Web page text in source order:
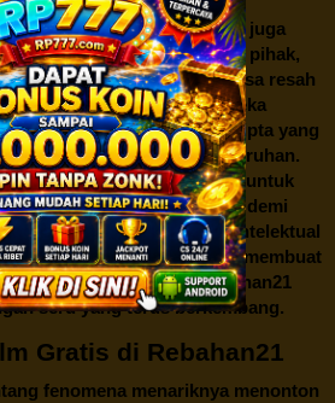
cerita manis,Rebahan21juga
di industri film. Banyak pihak,
dan pemilik hak cipta, merasa resah
situs-situs seperti ini. Mereka
bentuk pelanggaran hak cipta yang
perfilman secara keseluruhan.
turut terlibat dalam upaya untuk
ilegal semacam Rebahan21 demi
bisnis dan kekayaan intelektual
kepentingan inilah yang membuat
film secara gratis diRebahan21
seru yang terus berkembang.
Gratis di Rebahan21
fenomena menariknya menonton